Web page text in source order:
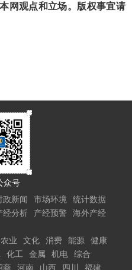
网观点和立场。版权事宜请
众号
政新闻 市场环境
统计数据
经分析 产经预警
海外产经
农业 文化 消费 能源
健康
化工 金属 机电
综合
商 河南 山西 四川 福建